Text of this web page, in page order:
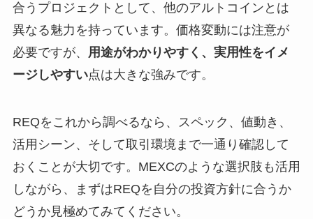
合うプロジェクトとして、他のアルトコインとは
異なる魅力を持っています。価格変動には注意が
必要ですが、 用途がわかりやすく、実用性をイメ
ージしやすい点は大きな強みです。
REQをこれから調べるなら、スペック、値動き、
活用シーン、そして取引環境まで一通り確認して
おくことが大切です。MEXCのような選択肢も活用
しながら、まずはREQを自分の投資方針に合うか
どうか見極めてみてください。